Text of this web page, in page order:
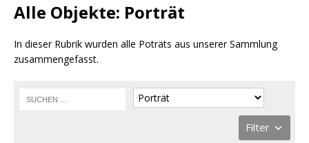
Alle Objekte: Porträt
In dieser Rubrik wurden alle Poträts aus unserer Sammlung
zusammengefasst.
Filter